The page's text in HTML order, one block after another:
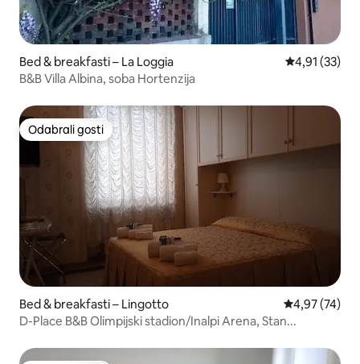
Bed & breakfasti – La Loggia Prosječna
4,91 (33)
B&B Villa Albina, soba Hortenzija
Odabrali gosti
Odabrali gosti
Bed & breakfasti – Lingotto Prosječna
4,97 (74)
D-Place B&B Olimpijski stadion/Inalpi Arena, Stan...